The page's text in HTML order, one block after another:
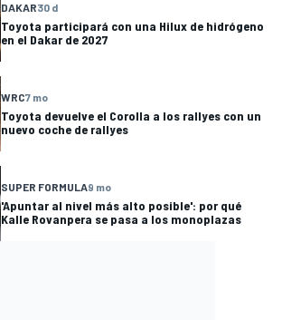
DAKAR30 d
Toyota participará con una Hilux de hidrógeno
en el Dakar de 2027
WRC7 mo
Toyota devuelve el Corolla a los rallyes con un
nuevo coche de rallyes
SUPER FORMULA9 mo
'Apuntar al nivel más alto posible': por qué
Kalle Rovanpera se pasa a los monoplazas